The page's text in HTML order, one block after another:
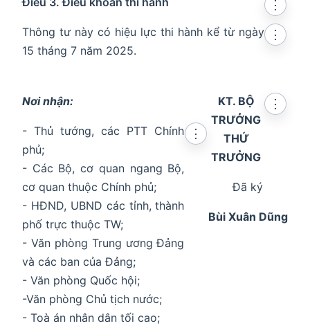
⋮
Thông tư này có hiệu lực thi hành kể từ ngày
15 tháng 7 năm 2025.
⋮
Nơi nhận:
- Thủ tướng, các PTT Chính
phủ;
- Các Bộ, cơ quan ngang Bộ,
cơ quan thuộc Chính phủ;
- HĐND, UBND các tỉnh, thành
phố trực thuộc TW;
- Văn phòng Trung ương Đảng
và các ban của Đảng;
- Văn phòng Quốc hội;
-Văn phòng Chủ tịch nước;
- Toà án nhân dân tối cao;
⋮
KT. BỘ
TRƯỞNG
THỨ
TRƯỞNG
⋮
Đã ký
Bùi Xuân Dũng